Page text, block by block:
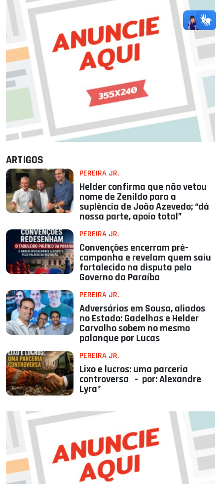
ARTIGOS
PEREIRA JR.
Helder confirma que não vetou
nome de Zenildo para a
suplência de João Azevedo; “dá
nossa parte, apoio total”
PEREIRA JR.
Convenções encerram pré-
campanha e revelam quem saiu
fortalecido na disputa pelo
Governo da Paraíba
PEREIRA JR.
Adversários em Sousa, aliados
no Estado: Gadelhas e Helder
Carvalho sobem no mesmo
palanque por Lucas
PEREIRA JR.
Lixo e lucros: uma parceria
controversa - por: Alexandre
Lyra*